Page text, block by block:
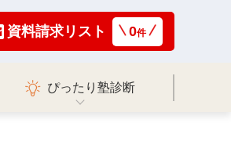
資料請求リスト 0件
ぴったり塾診断